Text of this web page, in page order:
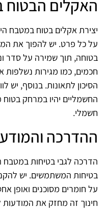
האקלים
יצירת אקלים בטוח במטבח
על כל פרט. יש להפוך את
בטוחה, תוך שמירה על סדר
חכמים, כמו מגירות נשלפות
הסיכון לתאונות. בנוסף,
החשמליים יהיו במרחק
חשמלי.
ההדרכה
הדרכה לגבי בטיחות במטבח
בטיחות המשתמשים. יש
על חומרים מסוכנים ואופן
חינוך זה מחזק את המודעות